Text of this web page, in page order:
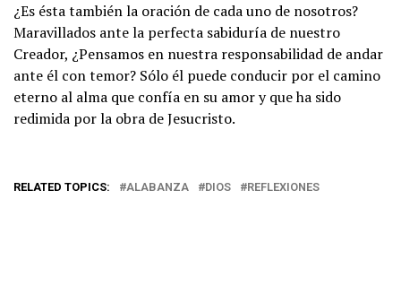
¿Es ésta también la oración de cada uno de nosotros?
Maravillados ante la perfecta sabiduría de nuestro
Creador, ¿Pensamos en nuestra responsabilidad de andar
ante él con temor? Sólo él puede conducir por el camino
eterno al alma que confía en su amor y que ha sido
redimida por la obra de Jesucristo.
RELATED TOPICS: ALABANZA DIOS REFLEXIONES